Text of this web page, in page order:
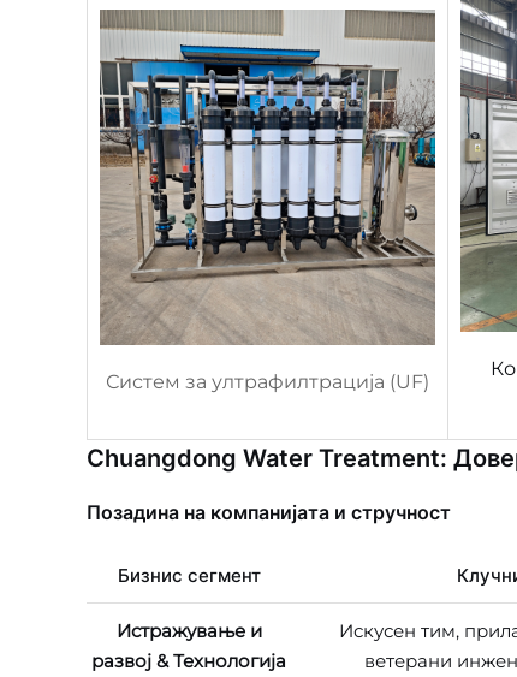
Систем за ултрафилтрација (UF)
Chuangdong Water Treatment:
Позадина на компанијата и стручност
Бизнис сегмент
Истражување и
развој & Технологија
Искусен тим,
ветерани